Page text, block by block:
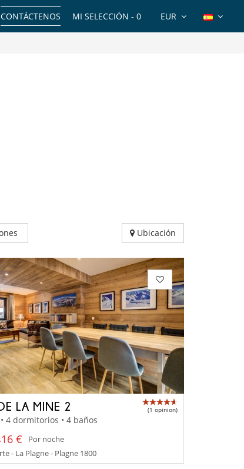
EUR
MI SELECCIÓN - 0
CONTÁCTENOS
Ubicación
LA MINE 2 (1 opinion)
4 dormitorios • 4 baños
€
Por noche
- La Plagne - Plagne 1800